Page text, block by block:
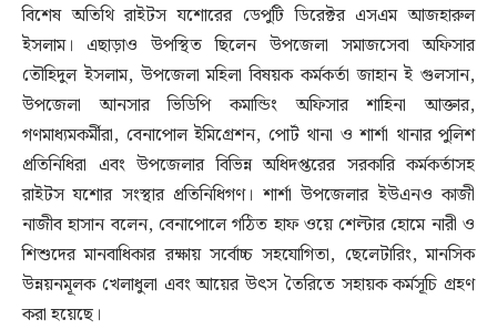
বিশেষ অতিথি রাইটস যশোরের ডেপুটি ডিরেক্টর এসএম আজহারুল
ইসলাম। এছাড়াও উপস্থিত ছিলেন উপজেলা সমাজসেবা অফিসার
তৌহিদুল ইসলাম, উপজেলা মহিলা বিষয়ক কর্মকর্তা জাহান ই গুলসান,
উপজেলা আনসার ভিডিপি কমান্ডিং অফিসার শাহিনা আক্তার,
গণমাধ্যমকর্মীরা, বেনাপোল ইমিগ্রেশন, পোর্ট থানা ও শার্শা থানার পুলিশ
প্রতিনিধিরা এবং উপজেলার বিভিন্ন অধিদপ্তরের সরকারি কর্মকর্তাসহ
রাইটস যশোর সংস্থার প্রতিনিধিগণ। শার্শা উপজেলার ইউএনও কাজী
নাজীব হাসান বলেন, বেনাপোলে গঠিত হাফ ওয়ে শেল্টার হোমে নারী ও
শিশুদের মানবাধিকার রক্ষায় সর্বোচ্চ সহযোগিতা, ছেলেটারিং, মানসিক
উন্নয়নমূলক খেলাধুলা এবং আয়ের উৎস তৈরিতে সহায়ক কর্মসূচি গ্রহণ
করা হয়েছে।